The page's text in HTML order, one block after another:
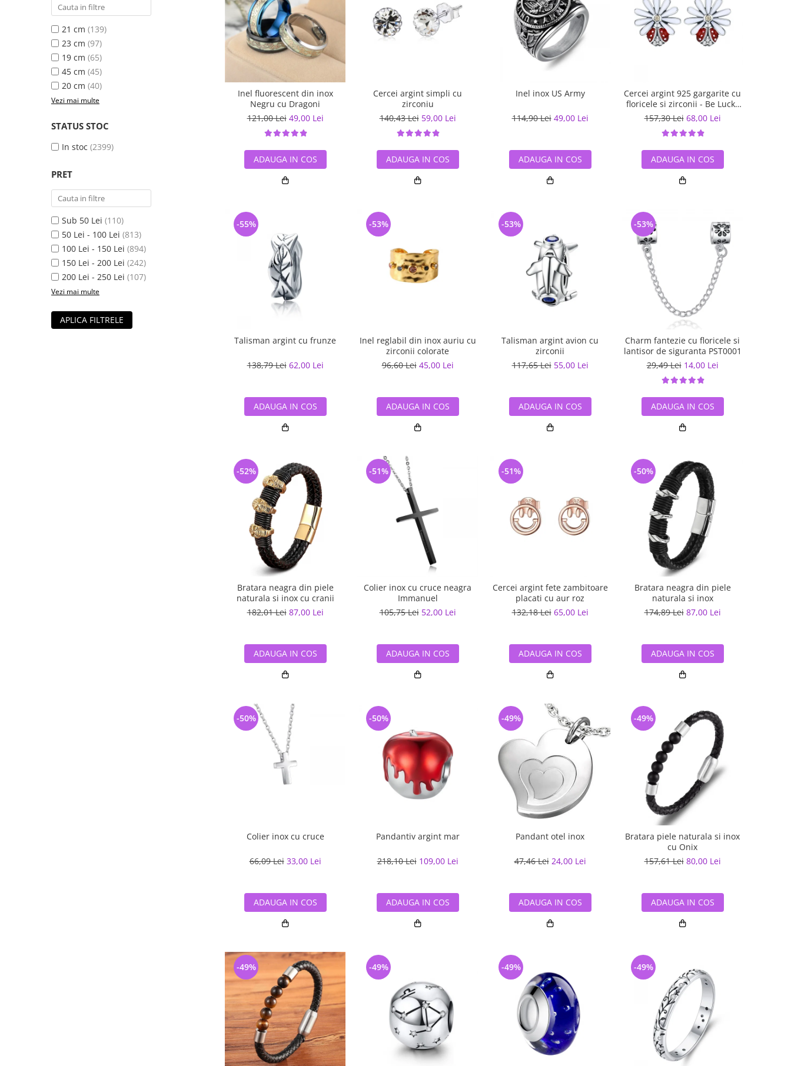
21 cm (139)
23 cm (97)
19 cm (65)
45 cm (45)
20 cm (40)
Vezi mai multe
STATUS STOC
In stoc (2399)
PRET
Sub 50 Lei (110)
50 Lei - 100 Lei (813)
100 Lei - 150 Lei (894)
150 Lei - 200 Lei (242)
200 Lei - 250 Lei (107)
Vezi mai multe
APLICA FILTRELE
Inel fluorescent din inox
Negru cu Dragoni
121,00 Lei 49,00 Lei
ADAUGA IN COS
Cercei argint simpli cu
zirconiu
140,43 Lei 59,00 Lei
ADAUGA IN COS
Inel inox US Army
114,90 Lei 49,00 Lei
ADAUGA IN COS
Cercei argint 925 gargarite cu
floricele si zirconii - Be Lucky
EST0022
157,30 Lei 68,00 Lei
ADAUGA IN COS
Talisman argint cu frunze
138,79 Lei 62,00 Lei
-55%
ADAUGA IN COS
Inel reglabil din inox auriu cu
zirconii colorate
96,60 Lei 45,00 Lei
-53%
ADAUGA IN COS
Talisman argint avion cu
zirconii
117,65 Lei 55,00 Lei
-53%
ADAUGA IN COS
Charm fantezie cu floricele si
lantisor de siguranta PST0001
29,49 Lei 14,00 Lei
-53%
ADAUGA IN COS
Bratara neagra din piele
naturala si inox cu cranii
182,01 Lei 87,00 Lei
-52%
ADAUGA IN COS
Colier inox cu cruce neagra
Immanuel
105,75 Lei 52,00 Lei
-51%
ADAUGA IN COS
Cercei argint fete zambitoare
placati cu aur roz
132,18 Lei 65,00 Lei
-51%
ADAUGA IN COS
Bratara neagra din piele
naturala si inox
174,89 Lei 87,00 Lei
-50%
ADAUGA IN COS
Colier inox cu cruce
66,09 Lei 33,00 Lei
-50%
ADAUGA IN COS
Pandantiv argint mar
218,10 Lei 109,00 Lei
-50%
ADAUGA IN COS
Pandant otel inox
47,46 Lei 24,00 Lei
-49%
ADAUGA IN COS
Bratara piele naturala si inox
cu Onix
157,61 Lei 80,00 Lei
-49%
ADAUGA IN COS
-49% -49% -49% -49%